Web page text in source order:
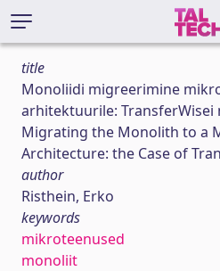
title
Monoliidi migreerimine
arhitektuurile: TransferWisei
Migrating the Monolith to a
Architecture: the Case of
author
Risthein, Erko
keywords
mikroteenused
monoliit